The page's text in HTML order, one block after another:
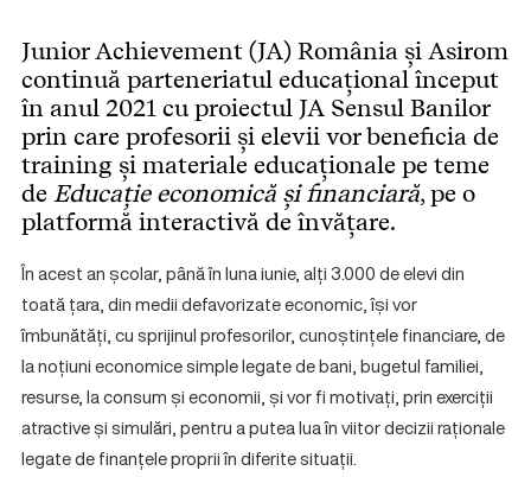
Junior Achievement (JA) România și Asirom
continuă parteneriatul educațional început
în anul 2021 cu proiectul JA Sensul Banilor
prin care profesorii și elevii vor beneficia de
training și materiale educaționale pe teme
de Educație economică și financiară, pe o
platformă interactivă de învățare.
În acest an școlar, până în luna iunie, alți 3.000 de elevi din
toată țara, din medii defavorizate economic, își vor
îmbunătăți, cu sprijinul profesorilor, cunoștințele financiare, de
la noțiuni economice simple legate de bani, bugetul familiei,
resurse, la consum și economii, și vor fi motivați, prin exerciții
atractive și simulări, pentru a putea lua în viitor decizii raționale
legate de finanțele proprii în diferite situații.